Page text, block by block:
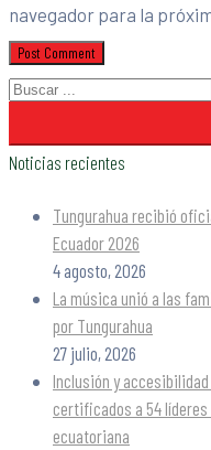
navegador para la
Noticias recientes
Tungurahua recibió
Ecuador 2026
4 agosto, 2026
La música unió a las
por Tungurahua
27 julio, 2026
Inclusión y
certificados a 54 líderes
ecuatoriana